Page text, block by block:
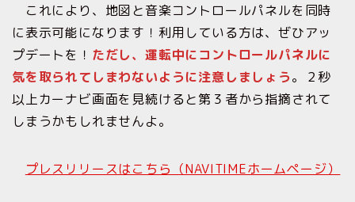
これにより、地図と音楽コントロールパネルを同時
に表示可能になります！利用している方は、ぜひアッ
プデートを！ ただし、運転中にコントロールパネルに
気を取られてしまわないように注意しましょう。２秒
以上カーナビ画面を見続けると第３者から指摘されて
しまうかもしれませんよ。
プレスリリースはこちら（NAVITIMEホームページ）